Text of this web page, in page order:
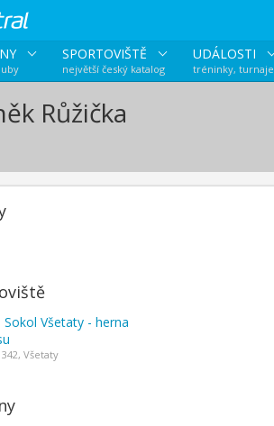
SPORTOVIŠTĚ
největší český katalog
UDÁLOSTI
tréninky, turnaje
Růžička
Sokol Všetaty - herna
Všetaty